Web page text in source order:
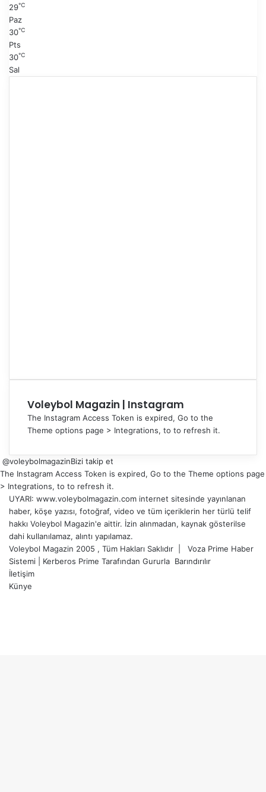
29℃
Paz
30℃
Pts
30℃
Sal
Voleybol Magazin | Instagram
The Instagram Access Token is expired, Go to the
Theme options page > Integrations, to to refresh it.
@voleybolmagazinBizi takip et
The Instagram Access Token is expired, Go to the Theme options page
> Integrations, to to refresh it.
UYARI: www.voleybolmagazin.com internet sitesinde yayınlanan
haber, köşe yazısı, fotoğraf, video ve tüm içeriklerin her türlü telif
hakkı Voleybol Magazin'e aittir. İzin alınmadan, kaynak gösterilse
dahi kullanılamaz, alıntı yapılamaz.
Voleybol Magazin 2005 , Tüm Hakları Saklıdır | Voza Prime Haber
Sistemi
Kerberos Prime Tarafından Gururla Barındırılır
İletişim
Künye